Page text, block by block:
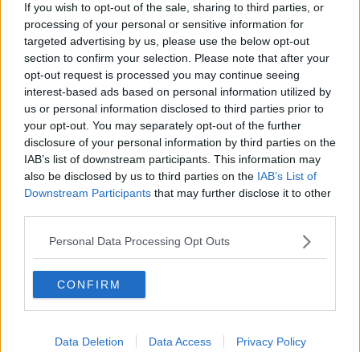
If you wish to opt-out of the sale, sharing to third parties, or
processing of your personal or sensitive information for
targeted advertising by us, please use the below opt-out
section to confirm your selection. Please note that after your
opt-out request is processed you may continue seeing
interest-based ads based on personal information utilized by
us or personal information disclosed to third parties prior to
your opt-out. You may separately opt-out of the further
disclosure of your personal information by third parties on the
IAB’s list of downstream participants. This information may
also be disclosed by us to third parties on the IAB’s List of
Downstream Participants that may further disclose it to other
Personal Data Processing Opt Outs
CONFIRM
Data Deletion Data Access Privacy Policy
abbia bisogno di sapere come fare: https://atcomonline.it.
[La foto di gruppo fa riferimento alla presentazione pubblica della
fiaba “Il cuore di stelle brillanti” presso il Bagno Moreno di Marina di
Grosseto nel recente mese di agosto]
Gianni Micheli
Se vuoi leggere le notizie principali della Toscana iscriviti alla
Newsletter QUInews - ToscanaMedia.Arriva gratis tutti i giorni
Fotogallery